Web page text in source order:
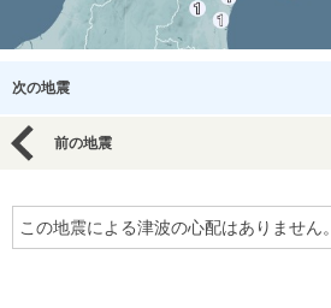
次の地震
前の地震
この地震による津波の心配はありません。